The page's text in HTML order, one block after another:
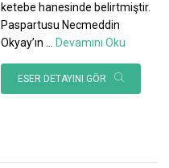
ketebe hanesinde belirtmiştir.
Paspartusu Necmeddin
Okyay’ın
Devamını Oku
ESER DETAYINI GÖR